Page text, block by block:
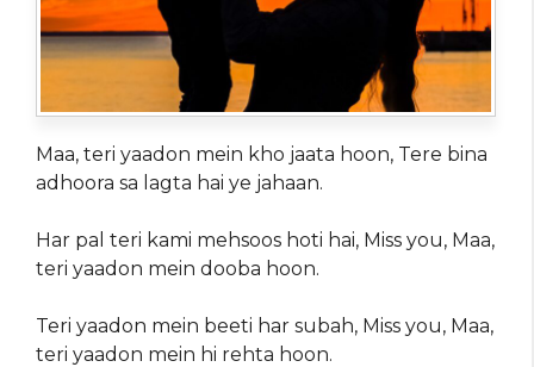
Maa, teri yaadon mein kho jaata hoon, Tere bina
adhoora sa lagta hai ye jahaan.
Har pal teri kami mehsoos hoti hai, Miss you, Maa,
teri yaadon mein dooba hoon.
Teri yaadon mein beeti har subah, Miss you, Maa,
teri yaadon mein hi rehta hoon.